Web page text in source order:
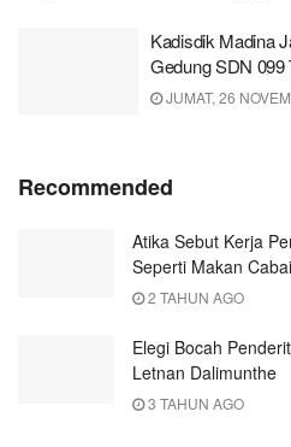
Kadisdik Madina
Gedung SDN 099
JUMAT, 26
Recommended
Atika Sebut Kerja
Seperti Makan Cabai
2 TAHUN AGO
Elegi Bocah
Letnan Dalimunthe
3 TAHUN AGO